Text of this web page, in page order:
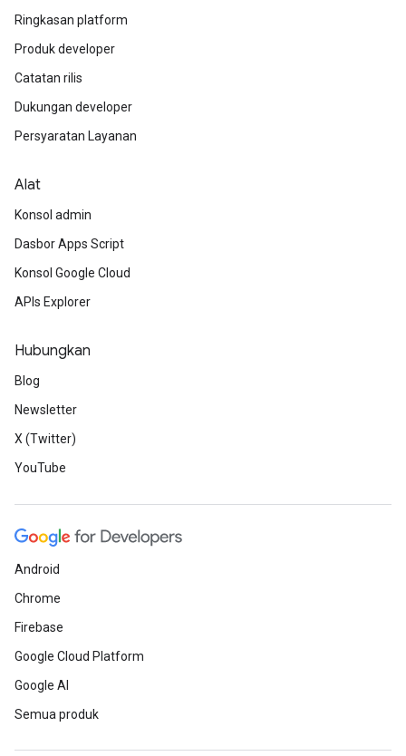
Ringkasan platform
Produk developer
Catatan rilis
Dukungan developer
Persyaratan Layanan
Alat
Konsol admin
Dasbor Apps Script
Konsol Google Cloud
APIs Explorer
Hubungkan
Blog
Newsletter
X (Twitter)
YouTube
Android
Chrome
Firebase
Google Cloud Platform
Google AI
Semua produk